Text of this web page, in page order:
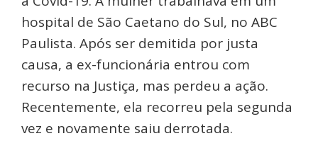
hospital de São Caetano do Sul, no ABC
Paulista. Após ser demitida por justa
causa, a ex-funcionária entrou com
recurso na Justiça, mas perdeu a ação.
Recentemente, ela recorreu pela segunda
vez e novamente saiu derrotada.